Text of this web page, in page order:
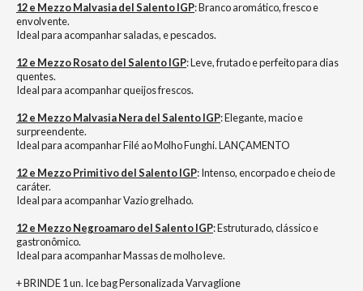
12 e Mezzo Malvasia del Salento IGP: Branco aromático, fresco e
envolvente.
Ideal para acompanhar saladas, e pescados.
12 e Mezzo Rosato del Salento IGP: Leve, frutado e perfeito para dias
quentes.
Ideal para acompanhar queijos frescos.
12 e Mezzo Malvasia Nera del Salento IGP: Elegante, macio e
surpreendente.
Ideal para acompanhar Filé ao Molho Funghi. LANÇAMENTO
12 e Mezzo Primitivo del Salento IGP: Intenso, encorpado e cheio de
caráter.
Ideal para acompanhar Vazio grelhado.
12 e Mezzo Negroamaro del Salento IGP: Estruturado, clássico e
gastronômico.
Ideal para acompanhar Massas de molho leve.
+ BRINDE 1 un. Ice bag Personalizada Varvaglione